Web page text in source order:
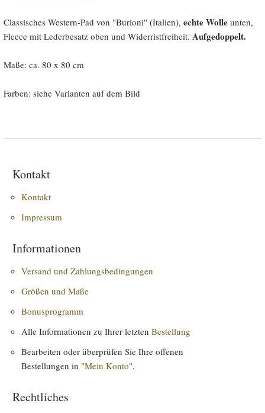
Classisches Western-Pad von "Burioni" (Italien), echte Wolleunten,
Fleece mit Lederbesatz oben und Widerristfreiheit. Aufgedoppelt.
Maße: ca. 80 x 80 cm
Farben: siehe Varianten auf dem Bild
Kontakt
Kontakt
Impressum
Informationen
Versand und Zahlungsbedingungen
Größen und Maße
Bonusprogramm
Alle Informationen zu Ihrer letzten Bestellung
Bearbeiten oder überprüfen Sie Ihre offenen
Bestellungen in "Mein Konto".
Rechtliches